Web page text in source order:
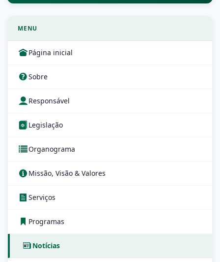
MENU
Página inicial
Sobre
Responsável
Legislação
Organograma
Missão, Visão & Valores
Serviços
Programas
Notícias